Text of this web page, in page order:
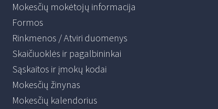
Mokesčių mokėtojų informacija
Formos
Rinkmenos / Atviri duomenys
Skaičiuoklės ir pagalbininkai
Sąskaitos ir įmokų kodai
Mokesčių žinynas
Mokesčių kalendorius